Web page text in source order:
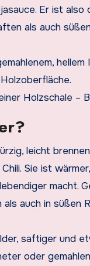
Er ist
als auch
Holzschale
leicht
Sie ist
macht.
auch in süßen
saftiger und
oder